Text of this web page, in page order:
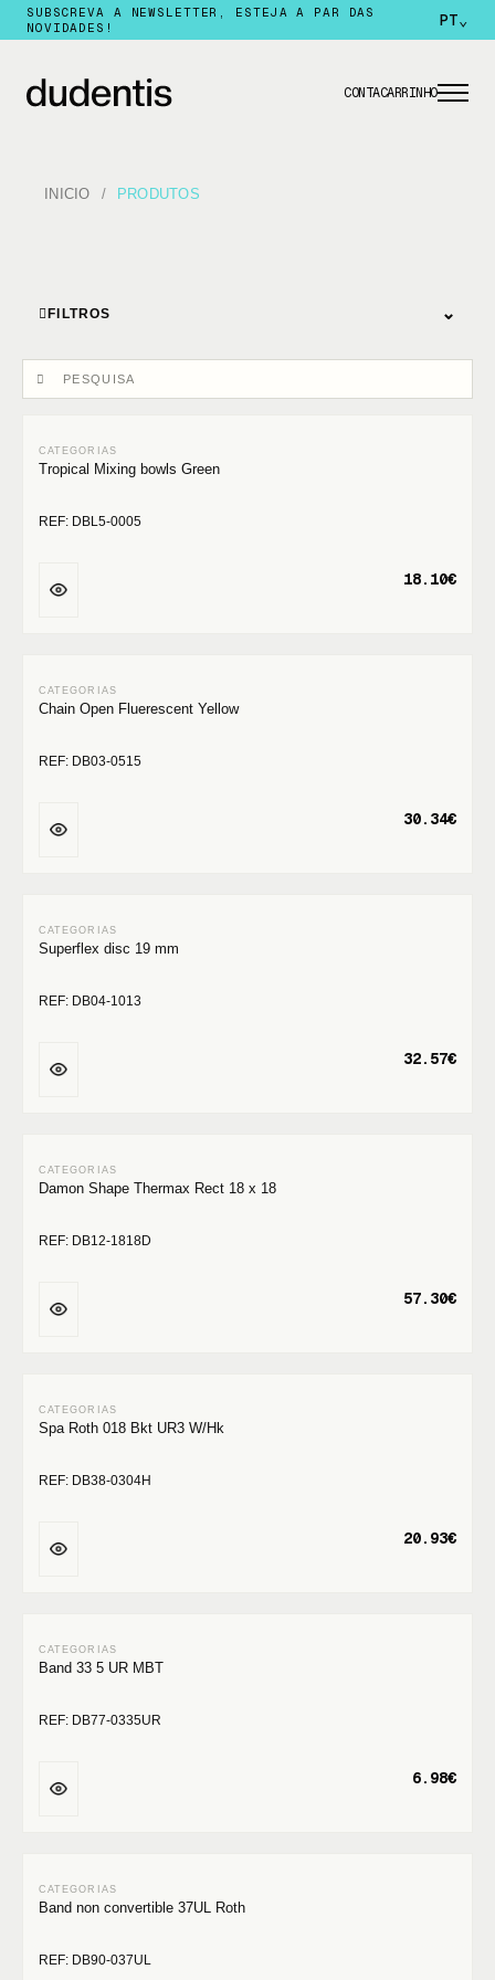
SUBSCREVA A NEWSLETTER, ESTEJA A PAR DAS
NOVIDADES!
PT⌄
CONTACARRINHO
INICIO PRODUTOS
FILTROS ⌄
Tropical Mixing bowls Green
REF: DBL5-0005
18.10€
Chain Open Fluerescent Yellow
REF: DB03-0515
30.34€
Superflex disc 19 mm
REF: DB04-1013
32.57€
Damon Shape Thermax Rect 18 x 18
REF: DB12-1818D
57.30€
Spa Roth 018 Bkt UR3 W/Hk
REF: DB38-0304H
20.93€
Band 33 5 UR MBT
REF: DB77-0335UR
6.98€
Band non convertible 37UL Roth
REF: DB90-037UL